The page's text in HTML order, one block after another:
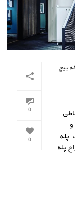
0
0
پیچ
پله
پله